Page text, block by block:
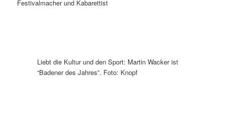
Festivalmacher und Kabarettist
Liebt die Kultur und den Sport: Martin Wacker ist
“Badener des Jahres”. Foto: Knopf